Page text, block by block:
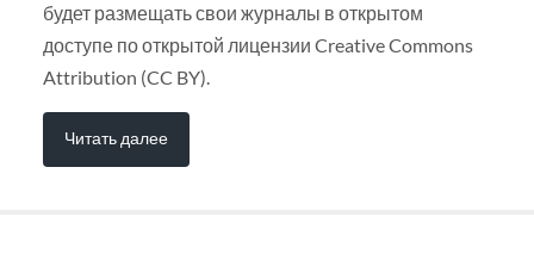
будет размещать свои журналы в открытом
доступе по открытой лицензии Creative Commons
Attribution (CC BY).
Читать далее